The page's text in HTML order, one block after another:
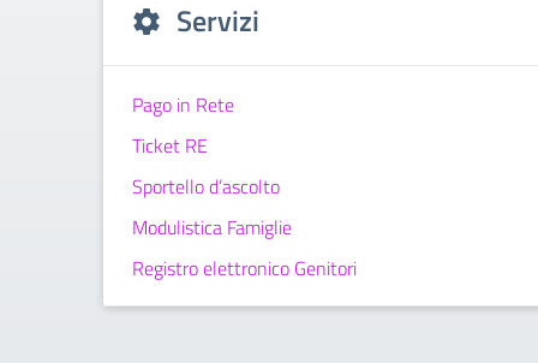
Servizi
Pago in Rete
Ticket RE
Sportello d’ascolto
Modulistica Famiglie
Registro elettronico Genitori